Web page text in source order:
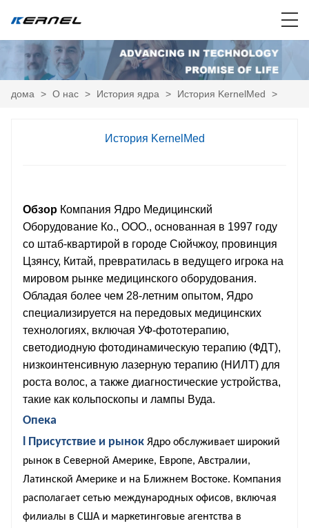
дома > О нас > История ядра > История KernelMed >
История KernelMed
Обзор Компания Ядро Медицинский
Оборудование Ко., ООО., основанная в 1997 году
со штаб-квартирой в городе Сюйчжоу, провинция
Цзянсу, Китай, превратилась в ведущего игрока на
мировом рынке медицинского оборудования.
Обладая более чем 28-летним опытом, Ядро
специализируется на передовых медицинских
технологиях, включая УФ-фототерапию,
светодиодную фотодинамическую терапию (ФДТ),
низкоинтенсивную лазерную терапию (НИЛТ) для
роста волос, а также диагностические устройства,
такие как кольпоскопы и лампы Вуда.
Опека
l Присутствие и рынок Ядро обслуживает широкий
рынок в Северной Америке, Европе, Австралии,
Латинской Америке и на Ближнем Востоке. Компания
располагает сетью международных офисов, включая
филиалы в США и маркетинговые агентства в